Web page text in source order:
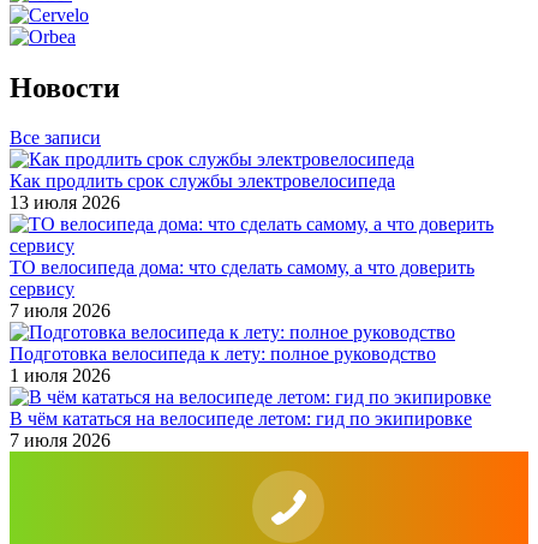
Новости
Все записи
Как продлить срок службы электровелосипеда
13 июля 2026
ТО велосипеда дома: что сделать самому, а что доверить
сервису
7 июля 2026
Подготовка велосипеда к лету: полное руководство
1 июля 2026
В чём кататься на велосипеде летом: гид по экипировке
7 июля 2026